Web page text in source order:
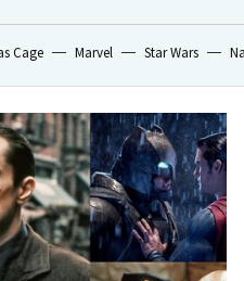
Cage Marvel Star Wars